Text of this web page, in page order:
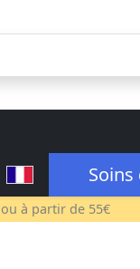
ou à partir de 55€